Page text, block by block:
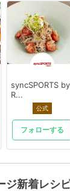
syncSPORTS by
R...
公式
フォローする
ジ新着レシ